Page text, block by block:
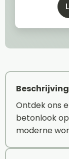
Beschrijving
Ontdek ons
betonlook
moderne